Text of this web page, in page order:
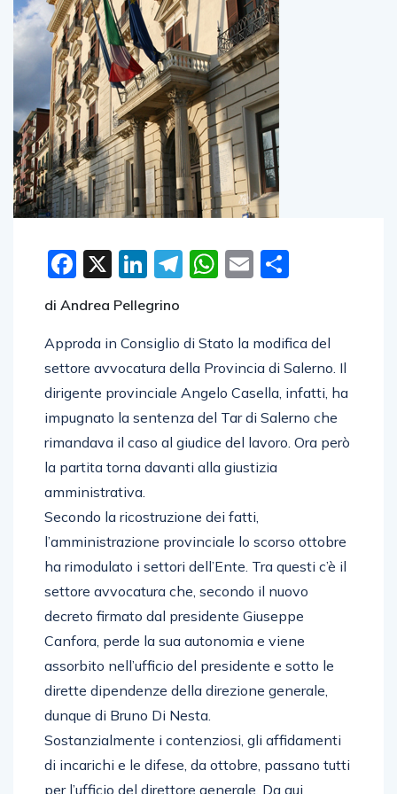
Facebook
X LinkedIn
Telegram
WhatsApp
Email
di Andrea Pellegrino
Approda in Consiglio di Stato la modifica del
settore avvocatura della Provincia di Salerno. Il
dirigente provinciale Angelo Casella, infatti, ha
impugnato la sentenza del Tar di Salerno che
rimandava il caso al giudice del lavoro. Ora però
la partita torna davanti alla giustizia
amministrativa.
Secondo la ricostruzione dei fatti,
l’amministrazione provinciale lo scorso ottobre
ha rimodulato i settori dell’Ente. Tra questi c’è il
settore avvocatura che, secondo il nuovo
decreto firmato dal presidente Giuseppe
Canfora, perde la sua autonomia e viene
assorbito nell’ufficio del presidente e sotto le
dirette dipendenze della direzione generale,
dunque di Bruno Di Nesta.
Sostanzialmente i contenziosi, gli affidamenti
di incarichi e le difese, da ottobre, passano tutti
per l’ufficio del direttore generale. Da qui